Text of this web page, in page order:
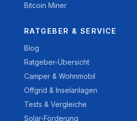
Bitcoin Miner
RATGEBER & SERVICE
Blog
Ratgeber-Übersicht
Camper & Wohnmobil
Offgrid & Inselanlagen
Tests & Vergleiche
Solar-Förderung